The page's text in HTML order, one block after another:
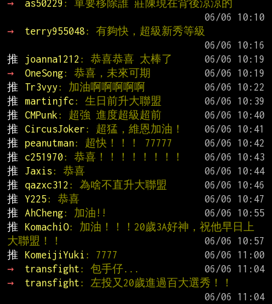
→
as50229 : 單要移除誰 莊陳現在背後涼涼的
→
terry955048 : 有夠快，超級新秀等級
推
joanna1212 : 恭喜恭喜 太棒了
→
OneSong: 恭喜，未來可期
推
Tr3vyy : 加油啊啊啊啊啊
推
martinjfc : 生日前升大聯盟
推
CMPunk : 超強 進度超級超前
推
CircusJoker : 超猛，維恩加油！
推
peanutman: 超快！！！ 77777
推
c251970 : 恭喜！！！！！！！！
推
Jaxis : 恭喜
推
qazxc312 : 為啥不直升大聯盟
推
Y225 : 恭喜
推
AhCheng: 加油!!
推
KomachiO: 加油！！！20歲3A好神，祝他早日上
大聯盟！！
推
KomeijiYuki : 7777
→
transfight : 包手仔...
→
transfight : 左投又20歲進過百大選秀！！